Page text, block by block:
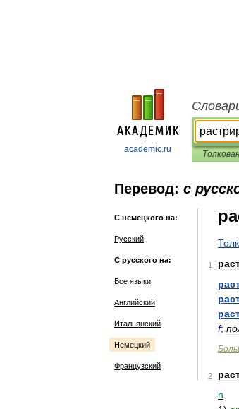
academic.ru
Перевод: с
С немецкого на:
Русский
С русского на:
Все языки
Английский
Итальянский
Немецкий
Французский
1
f;
2
n